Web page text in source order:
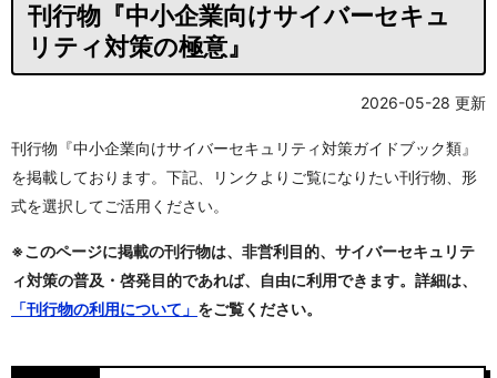
刊行物『中小企業向けサイバーセキュ
リティ対策の極意』
2026-05-28 更新
刊行物『中小企業向けサイバーセキュリティ対策ガイドブック類』
を掲載しております。下記、リンクよりご覧になりたい刊行物、形
式を選択してご活用ください。
※このページに掲載の刊行物は、非営利目的、サイバーセキュリテ
ィ対策の普及・啓発目的であれば、自由に利用できます。詳細は、
「刊行物の利用について」 をご覧ください。